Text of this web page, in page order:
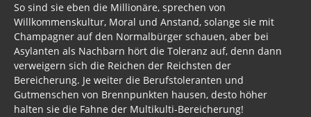
So sind sie eben die Millionäre, sprechen von
Willkommenskultur, Moral und Anstand, solange sie mit
Champagner auf den Normalbürger schauen, aber bei
Asylanten als Nachbarn hört die Toleranz auf, denn dann
verweigern sich die Reichen der Reichsten der
Bereicherung. Je weiter die Berufstoleranten und
Gutmenschen von Brennpunkten hausen, desto höher
halten sie die Fahne der Multikulti-Bereicherung!